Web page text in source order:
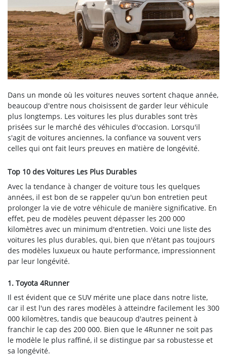
Dans un monde où les voitures neuves sortent chaque année,
beaucoup d'entre nous choisissent de garder leur véhicule
plus longtemps. Les voitures les plus durables sont très
prisées sur le marché des véhicules d'occasion. Lorsqu'il
s'agit de voitures anciennes, la confiance va souvent vers
celles qui ont fait leurs preuves en matière de longévité.
Top 10 des Voitures Les Plus Durables
Avec la tendance à changer de voiture tous les quelques
années, il est bon de se rappeler qu'un bon entretien peut
prolonger la vie de votre véhicule de manière significative. En
effet, peu de modèles peuvent dépasser les 200 000
kilomètres avec un minimum d'entretien. Voici une liste des
voitures les plus durables, qui, bien que n'étant pas toujours
des modèles luxueux ou haute performance, impressionnent
par leur longévité.
1. Toyota 4Runner
Il est évident que ce SUV mérite une place dans notre liste,
car il est l'un des rares modèles à atteindre facilement les 300
000 kilomètres, tandis que beaucoup d'autres peinent à
franchir le cap des 200 000. Bien que le 4Runner ne soit pas
le modèle le plus raffiné, il se distingue par sa robustesse et
sa longévité.